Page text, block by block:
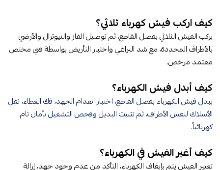
كيف اركب فيش كهرباء ثلاثي​؟
يركب الفيش الثلاثي بفصل القاطع، ثم توصيل الفاز والنيوترال والأرضي
بالأطراف المحددة، مع شد البراغي واختبار التأريض بواسطة فني مختص
معتمد مرخص.
كيف أبدل فيش الكهرباء​؟
يبدل فيش الكهرباء بفصل القاطع، اختبار انعدام الجهد، فك الغطاء، نقل
الأسلاك لنفس الأطراف، ثم تثبيت البديل وفحص التشغيل بأمان تام
كهربائياً.
كيف أغير الفيش في الكهرباء​؟
تغيير الفيش يتم بإيقاف الكهرباء، التأكد من عدم وجود جهد، إزالة